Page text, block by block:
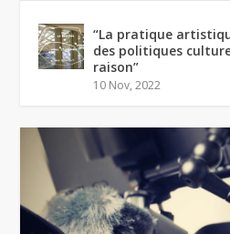
“La pratique
des politiques
raison”
10 Nov, 2022